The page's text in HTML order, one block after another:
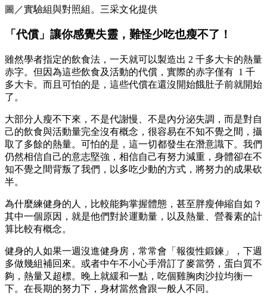
圖／實驗組與對照組。三采文化提供
「代償」讓你感覺失靈，難怪少吃也瘦不了！
雖然學者指定的飲食法，一天就可以製造出 2 千多大卡的熱量
赤字。但因為這些飲食及活動的代償，實際的赤字僅有 1 千
多大卡。而且可怕的是，這些代償在還沒開始餓肚子前就開始
了。
大部分人瘦不下來，不是代謝慢、不是內分泌失調，而是對自
己的飲食與活動量完全沒有概念，很容易在不知不覺之間，攝
取了多餘的熱量。可怕的是，這一切都發生在潛意識下。我們
仍然相信自己的意志堅強，相信自己有努力減重，身體卻在不
知不覺之間背叛了我們，以多吃少動的方式，將努力的成果砍
半。
為什麼練健身的人，比較能夠掌握體態，甚至胖瘦伸縮自如？
其中一個原因，就是他們對於運動量，以及熱量、營養素的計
算比較有概念。
健身的人如果一週沒進健身房，常常會「報復性鍛鍊」，下週
多做幾組補回來。或者中午不小心手滑訂了麥當勞，蛋白質不
夠，熱量又超標。晚上就緩和一點，吃個雞胸肉沙拉均衡一
下。在長期的努力下，身材當然會跟一般人不同。